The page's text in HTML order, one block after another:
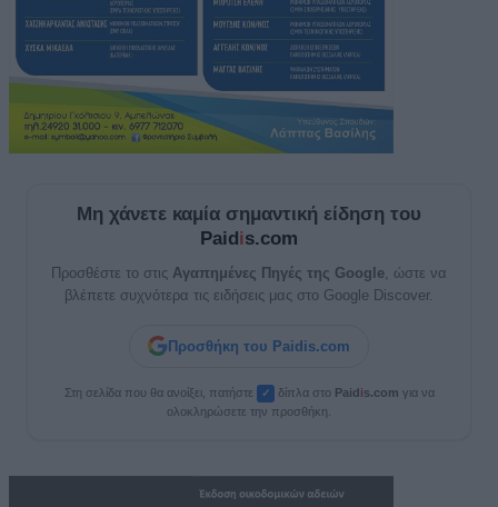
Μη χάνετε καμία σημαντική είδηση του
Paidis.com
Προσθέστε το στις Αγαπημένες Πηγές της Google , ώστε να
βλέπετε συχνότερα τις ειδήσεις μας στο Google Discover.
Προσθήκη του Paidis.com
Στη σελίδα που θα ανοίξει, πατήστε ✓ δίπλα στο Paidis.com για να
ολοκληρώσετε την προσθήκη.